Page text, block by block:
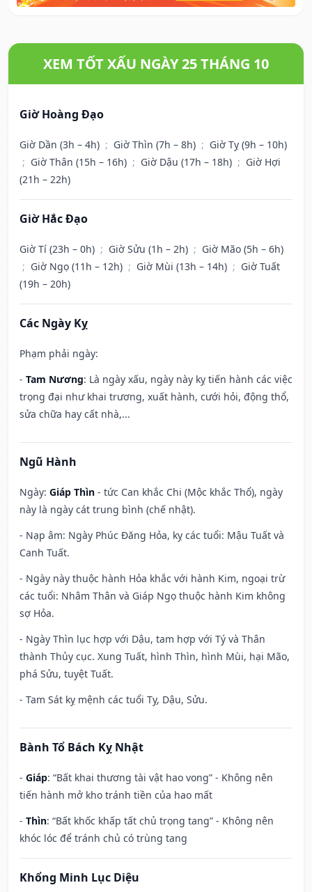
XEM TỐT XẤU NGÀY 25 THÁNG 10
Giờ Hoàng Đạo
Giờ Dần (3h – 4h) ; Giờ Thìn (7h – 8h) ; Giờ Tỵ (9h – 10h)
; Giờ Thân (15h – 16h) ; Giờ Dậu (17h – 18h) ; Giờ Hợi
(21h – 22h)
Giờ Hắc Đạo
Giờ Tí (23h – 0h) ; Giờ Sửu (1h – 2h) ; Giờ Mão (5h – 6h)
; Giờ Ngọ (11h – 12h) ; Giờ Mùi (13h – 14h) ; Giờ Tuất
(19h – 20h)
Các Ngày Kỵ
Phạm phải ngày:
- Tam Nương: Là ngày xấu, ngày này kỵ tiến hành các việc
trọng đại như khai trương, xuất hành, cưới hỏi, động thổ,
sửa chữa hay cất nhà,...
Ngũ Hành
Ngày: Giáp Thìn - tức Can khắc Chi (Mộc khắc Thổ), ngày
này là ngày cát trung bình (chế nhật).
- Nạp âm: Ngày Phúc Đăng Hỏa, kỵ các tuổi: Mậu Tuất và
Canh Tuất.
- Ngày này thuộc hành Hỏa khắc với hành Kim, ngoại trừ
các tuổi: Nhâm Thân và Giáp Ngọ thuộc hành Kim không
sợ Hỏa.
- Ngày Thìn lục hợp với Dậu, tam hợp với Tý và Thân
thành Thủy cục. Xung Tuất, hình Thìn, hình Mùi, hại Mão,
phá Sửu, tuyệt Tuất.
- Tam Sát kỵ mệnh các tuổi Tỵ, Dậu, Sửu.
Bành Tổ Bách Kỵ Nhật
- Giáp: “Bất khai thương tài vật hao vong” - Không nên
tiến hành mở kho tránh tiền của hao mất
- Thìn: “Bất khốc khấp tất chủ trọng tang” - Không nên
khóc lóc để tránh chủ có trùng tang
Khổng Minh Lục Diệu